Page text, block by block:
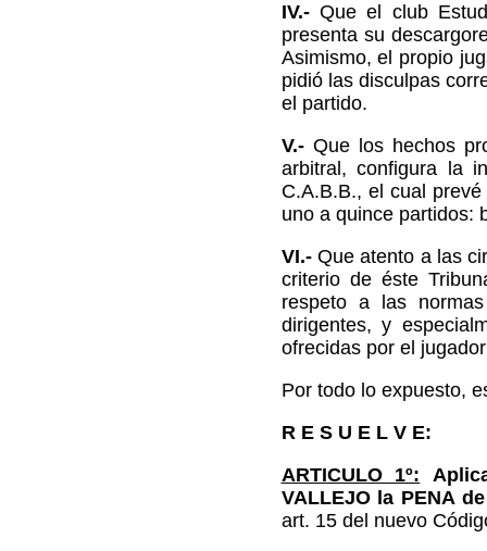
IV.-Que el club
presenta su
Asimismo, el propio
pidió las disculpas
el partido.
V.-Que los hechos
arbitral, configura la
C.A.B.B., el cual
uno a quince partidos:
VI.- Que atento a las
criterio de éste
respeto a las
dirigentes, y
ofrecidas por el
Por todo lo expuesto,
R E S U E L V E:
ARTICULO 1º:
VALLEJO la PENA
art. 15 del nuevo